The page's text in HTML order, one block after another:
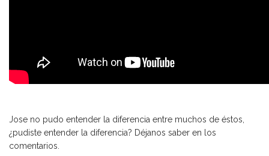
Jose no pudo entender la diferencia entre muchos de éstos,
¿pudiste entender la diferencia? Déjanos saber en los
comentarios.